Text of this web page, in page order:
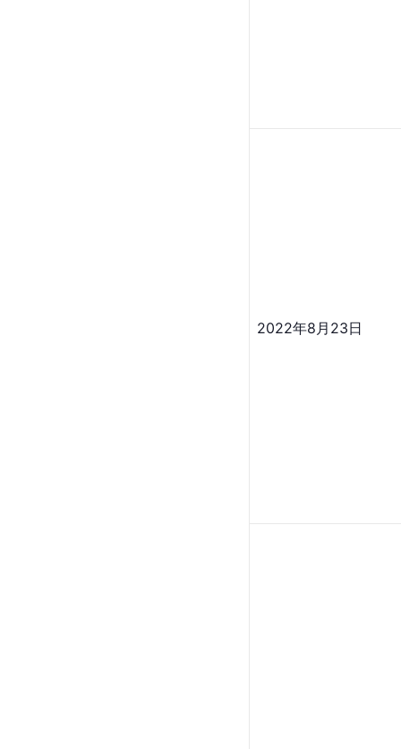
2022年8月23日